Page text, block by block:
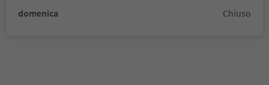
domenica
Chiuso